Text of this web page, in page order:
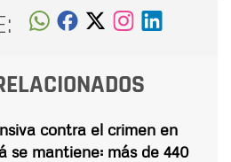
contra el crimen en
se mantiene: más de 440